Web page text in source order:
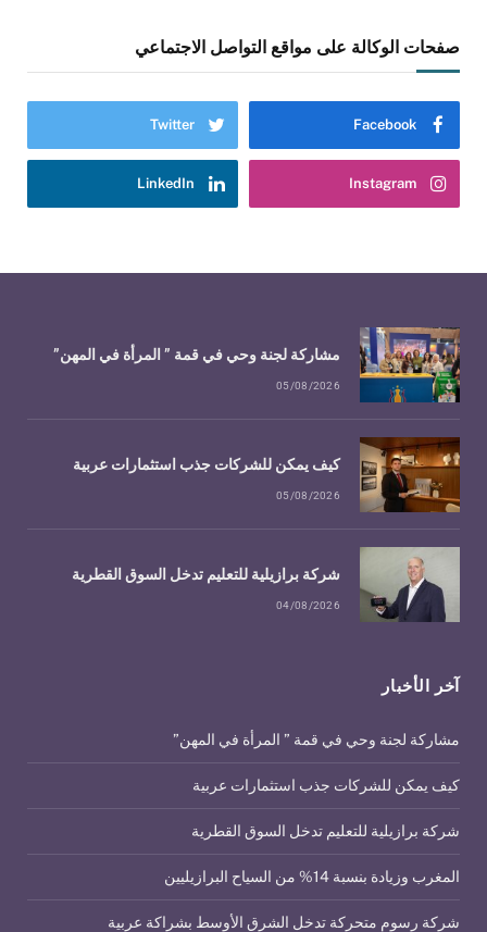
صفحات الوكالة على مواقع التواصل الاجتماعي
Facebook
Twitter
Instagram
LinkedIn
آخر الأخبار
مشاركة لجنة وحي في قمة ” المرأة في المهن”
كيف يمكن للشركات جذب استثمارات عربية
شركة برازيلية للتعليم تدخل السوق القطرية
المغرب وزيادة بنسبة 14% من السياح البرازيليين
شركة رسوم متحركة تدخل الشرق الأوسط بشراكة عربية
مشاركة لجنة وحي في قمة ” المرأة في المهن”
05/08/2026
كيف يمكن للشركات جذب استثمارات عربية
05/08/2026
شركة برازيلية للتعليم تدخل السوق القطرية
04/08/2026